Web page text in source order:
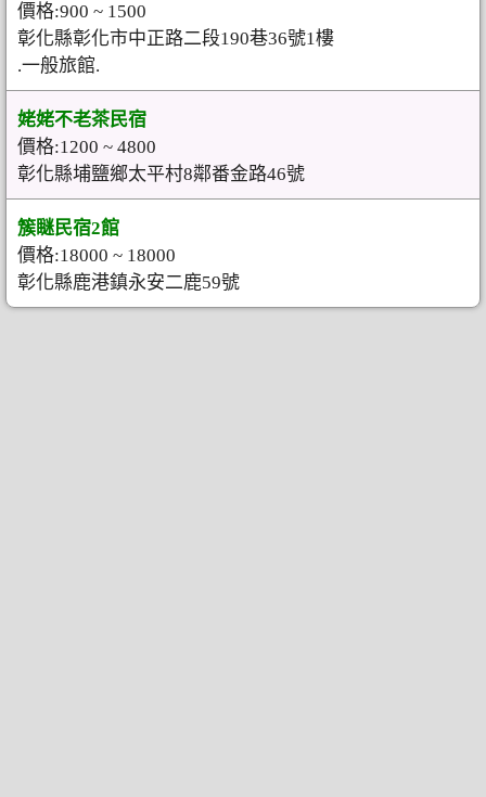
價格:900 ~ 1500
彰化縣彰化市中正路二段190巷36號1樓
.一般旅館.
姥姥不老茶民宿
價格:1200 ~ 4800
彰化縣埔鹽鄉太平村8鄰番金路46號
簇瞇民宿2館
價格:18000 ~ 18000
彰化縣鹿港鎮永安二鹿59號